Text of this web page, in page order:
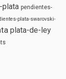
plata pendientes-
plata-swarovski-
plata-de-ley